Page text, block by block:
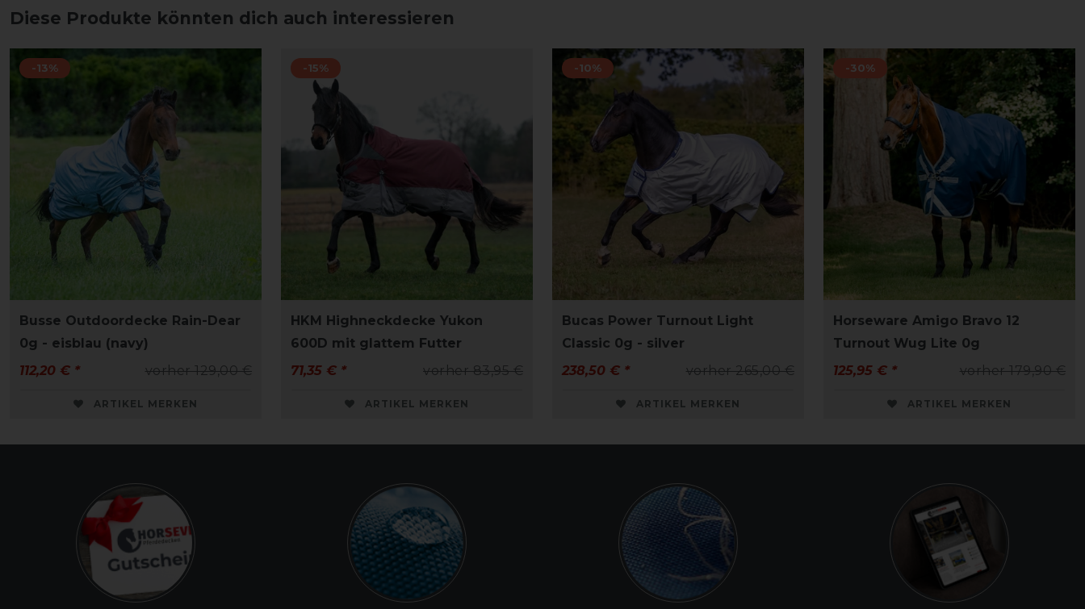
Diese Produkte könnten dich auch interessieren
-13%
Busse Outdoordecke Rain-Dear
0g - eisblau (navy)
vorher 129,00 €
112,20 € *
ARTIKEL MERKEN
-15%
HKM Highneckdecke Yukon
600D mit glattem Futter
vorher 83,95 €
71,35 € *
ARTIKEL MERKEN
-10%
Bucas Power Turnout Light
Classic 0g - silver
vorher 265,00 €
238,50 € *
ARTIKEL MERKEN
-30%
Horseware Amigo Bravo 12
Turnout Wug Lite 0g
vorher 179,90 €
125,95 € *
ARTIKEL MERKEN